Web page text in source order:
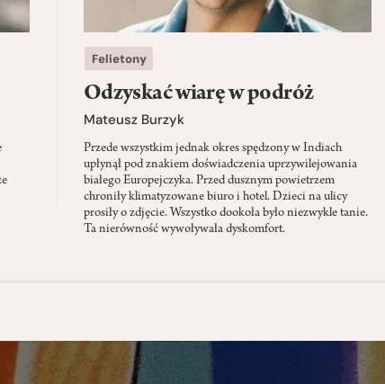
Felietony
Odzyskać wiarę w podróż
Mateusz Burzyk
Przede wszystkim jednak okres spędzony w Indiach
upłynął pod znakiem doświadczenia uprzywilejowania
białego Europejczyka. Przed dusznym powietrzem
chroniły klimatyzowane biuro i hotel. Dzieci na ulicy
prosiły o zdjęcie. Wszystko dookoła było niezwykle tanie.
Ta nierówność wywoływała dyskomfort.